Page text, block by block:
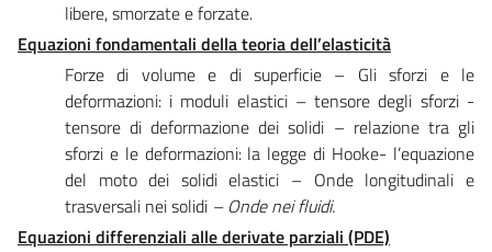
libere, smorzate e forzate.
Equazioni fondamentali della teoria dell’elasticità
Forze di volume e di superficie – Gli sforzi e le
deformazioni: i moduli elastici – tensore degli sforzi -
tensore di deformazione dei solidi – relazione tra gli
sforzi e le deformazioni: la legge di Hooke- l’equazione
del moto dei solidi elastici – Onde longitudinali e
trasversali nei solidi– Onde nei fluidi.
Equazioni differenziali alle derivate parziali (PDE)